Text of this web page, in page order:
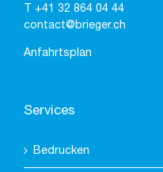
+41 32 864 04 44
contact@brieger.ch
Anfahrtsplan
Services
Bedrucken